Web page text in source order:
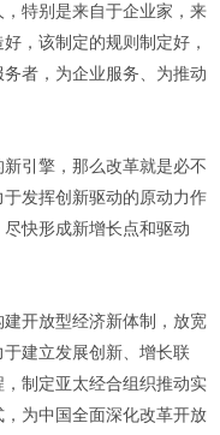
特别是来自于企业家，来
，该制定的规则制定好，
者，为企业服务、为推动
引擎，那么改革就是必不
发挥创新驱动的原动力作
快形成新增长点和驱动
开放型经济新体制，放宽
建立发展创新、增长联
制定亚太经合组织推动实
为中国全面深化改革开放